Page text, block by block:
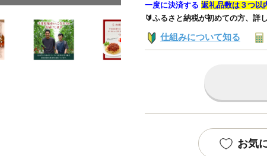
一度に決済する 返礼品数は３つ以
🔰ふるさと納税が初めての方、詳
仕組みについて知る
お気